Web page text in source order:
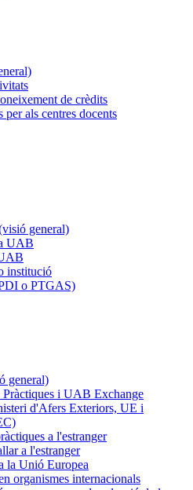
de crèdits
per als centres docents
general)
UAB
institució
o PTGAS)
general)
Pràctiques i UAB Exchange
d'Afers Exteriors, UE i
a l'estranger
a l'estranger
la Unió Europea
organismes internacionals